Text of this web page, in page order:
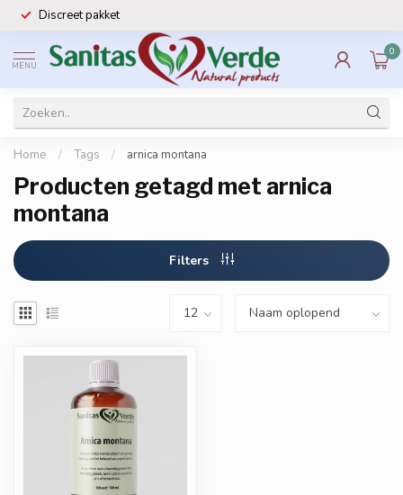
Discreet pakket
MENU
0
Home / Tags / arnica montana
Producten getagd met arnica
montana
Filters